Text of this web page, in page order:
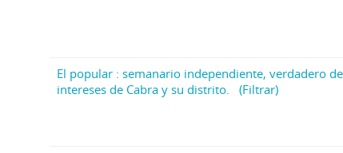
El popular : semanario independiente, verdadero
intereses de Cabra y su distrito.
(Filtrar)